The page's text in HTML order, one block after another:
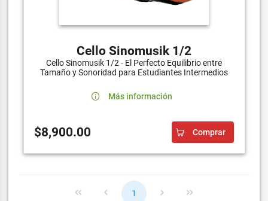
Cello Sinomusik 1/2
Cello Sinomusik 1/2 - El Perfecto Equilibrio entre
Tamaño y Sonoridad para Estudiantes Intermedios
Más información
$8,900.00 Comprar
1